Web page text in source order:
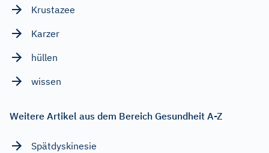
Krustazee
Karzer
hüllen
wissen
Weitere Artikel aus dem Bereich Gesundheit A-Z
Spätdyskinesie